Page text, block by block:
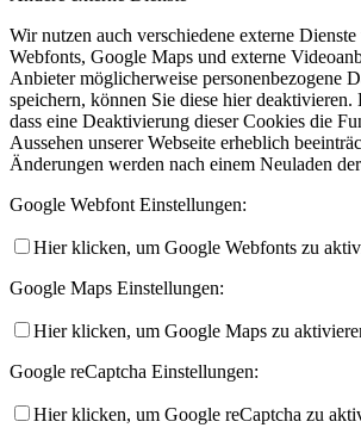
Wir nutzen auch verschiedene externe
Webfonts, Google Maps und externe
Anbieter möglicherweise personenbezogene
speichern, können Sie diese hier deaktivieren.
dass eine Deaktivierung dieser Cookies die
Aussehen unserer Webseite erheblich
Änderungen werden nach einem Neuladen
Google Webfont Einstellungen:
Hier klicken, um Google Webfonts zu
Google Maps Einstellungen:
Hier klicken, um Google Maps zu
Google reCaptcha Einstellungen:
Hier klicken, um Google reCaptcha zu